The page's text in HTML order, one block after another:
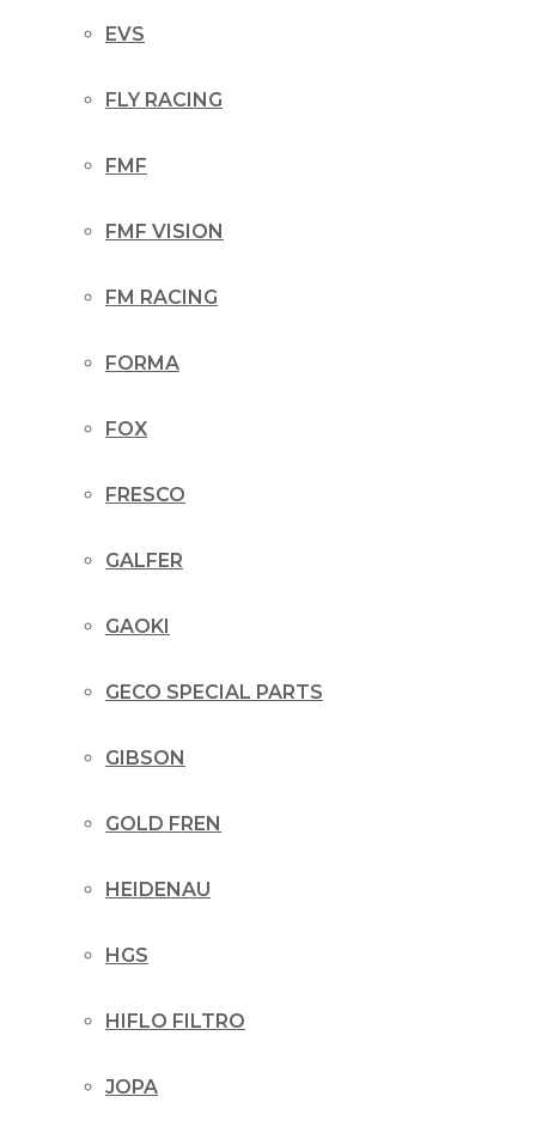
EVS
FLY RACING
FMF
FMF VISION
FM RACING
FORMA
FOX
FRESCO
GALFER
GAOKI
GECO SPECIAL PARTS
GIBSON
GOLD FREN
HEIDENAU
HGS
HIFLO FILTRO
JOPA